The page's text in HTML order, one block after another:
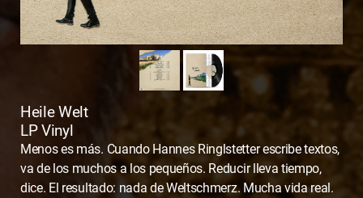
Heile Welt
LP Vinyl
Menos es más. Cuando Hannes Ringlstetter escribe textos,
va de los muchos a los pequeños. Reducir lleva tiempo,
dice. El resultado: nada de Weltschmerz. Mucha vida real.